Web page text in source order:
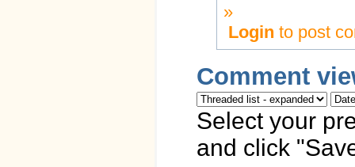
»
Login to post
Comment
Select your
and click